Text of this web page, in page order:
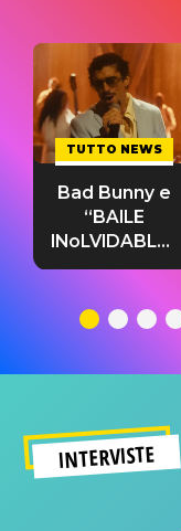
TUTTO NEWS
Bad Bunny e
“BAILE
INoLVIDABLE”:
testo,
significato
INTERVISTE